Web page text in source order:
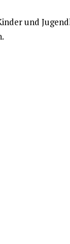
und